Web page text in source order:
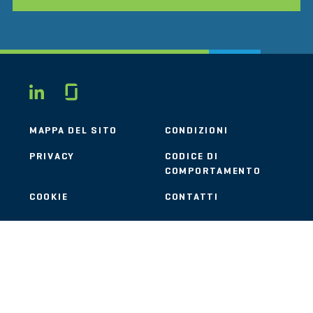
LINKEDIN
MAPPA DEL SITO CONDIZIONI
PRIVACY
CODICE DI
COMPORTAMENTO
COOKIE CONTATTI